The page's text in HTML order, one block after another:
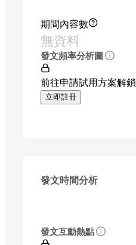
期間內容數
無資料
發文頻率分析圖
前往申請試用方案解鎖
立即註冊
發文時間分析
發文互動熱點